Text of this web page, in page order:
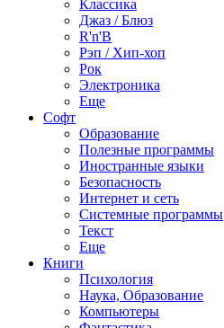
Классика
Джаз / Блюз
R'n'B
Рэп / Хип-хоп
Рок
Электроника
Еще
Софт
Образование
Полезные программы
Иностранные языки
Безопасность
Интернет и сеть
Системные программы
Текст
Еще
Книги
Психология
Наука, Образование
Компьютеры